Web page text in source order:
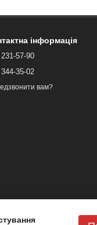
інформація
57-90
35-02
вам?